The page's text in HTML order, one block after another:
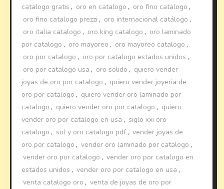
catalogo gratis , oro en catalogo , oro fino catalogo ,
oro fino catalogo prezzi , oro internacional catálogo ,
oro italia catalogo , oro king catalogo , oro laminado
por catalogo , oro mayoreo , oro mayoreo catalogo ,
oro por catalogo , oro por catalogo estados unidos ,
oro por catalogo usa , oro solido , quiero vender
joyas de oro por catalogo , quiero vender joyeria de
oro por catalogo , quiero vender oro laminado por
catalogo , quiero vender oro por catalogo , quiero
vender oro por catalogo en usa , siglo xxi oro
catalogo , sol y oro catalogo pdf , vender joyas de
oro por catalogo , vender oro laminado por catalogo ,
vender oro por catalogo , vender oro por catalogo en
estados unidos , vender oro por catalogo en usa ,
venta catalogo oro , venta de joyas de oro por